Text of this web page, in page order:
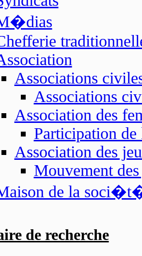
Associations
Associations
Association des
Participation de
Association des
Mouvement
de la
de recherche